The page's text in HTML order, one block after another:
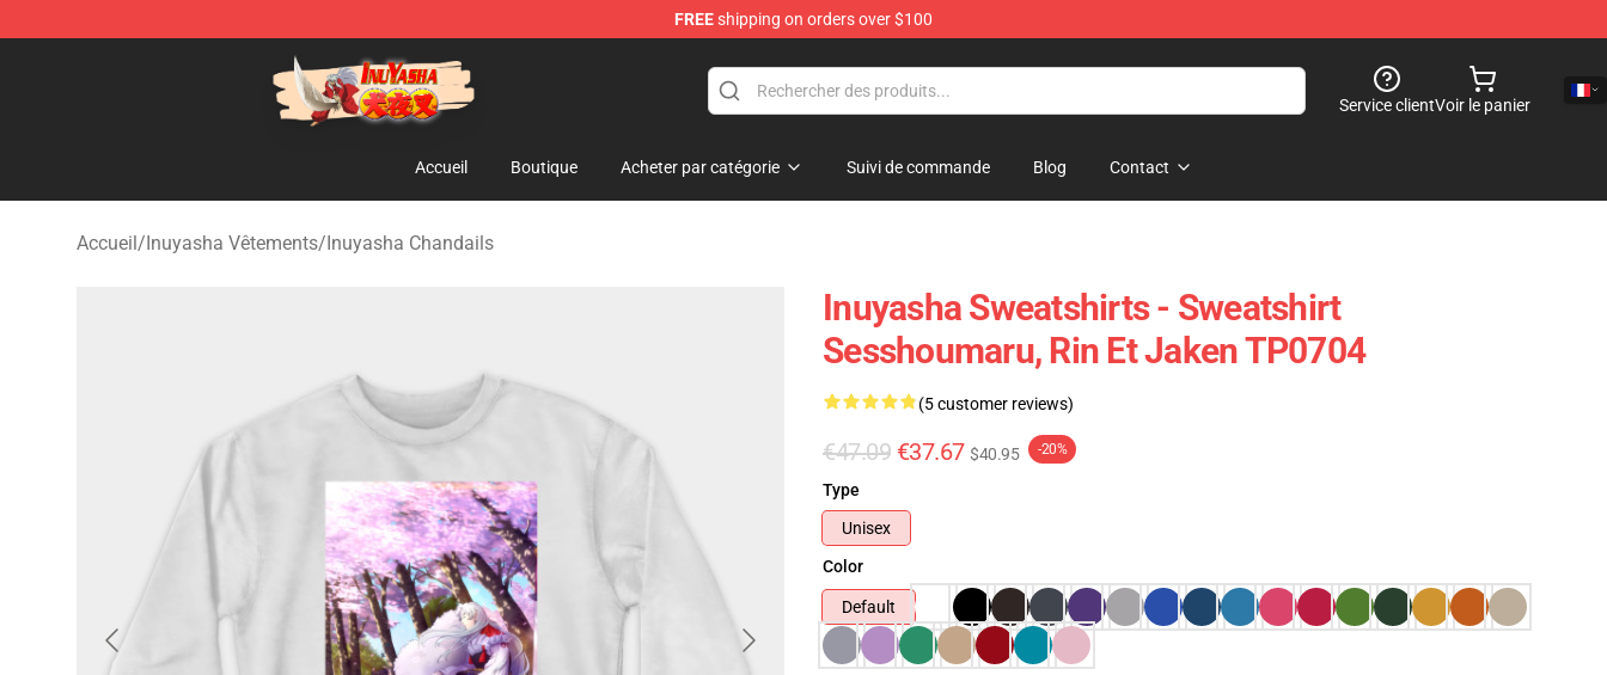
FREEshipping on orders over $100
Inuyasha Store - Official Inuyasha Merchandise Shop
Service clientVoir le panier
Accueil Boutique Acheter par catégorie Suivi de commande Blog Contact
Accueil/Inuyasha Vêtements/Inuyasha Chandails
Inuyasha Sweatshirts - Sweatshirt
Sesshoumaru, Rin Et Jaken TP0704
(5 customer reviews)
€47.09 €37.67 $40.95 -20%
Type
Unisex
Color
Default